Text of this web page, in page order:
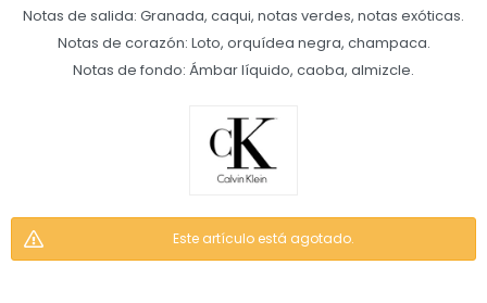
Notas de salida: Granada, caqui, notas verdes, notas exóticas.
Notas de corazón: Loto, orquídea negra, champaca.
Notas de fondo: Ámbar líquido, caoba, almizcle.
Este artículo está agotado.